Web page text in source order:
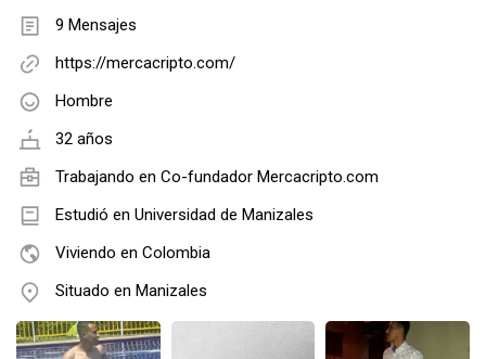
9 Mensajes
https://mercacripto.com/
Hombre
32 años
Trabajando en Co-fundador Mercacripto.com
Estudió en Universidad de Manizales
Viviendo en Colombia
Situado en Manizales